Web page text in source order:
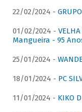
22/02/2024 -
01/02/2024 -
Mangueira - 95
25/01/2024 -
18/01/2024 - PC
11/01/2024 - KIKO